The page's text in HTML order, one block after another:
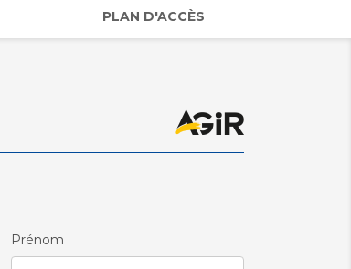
PLAN D'ACCÈS
Prénom